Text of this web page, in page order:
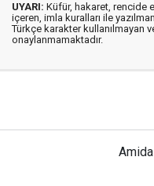
UYARI: Küfür, hakaret, rencide
içeren, imla kuralları ile
Türkçe karakter kullanılmayan
onaylanmamaktadır.